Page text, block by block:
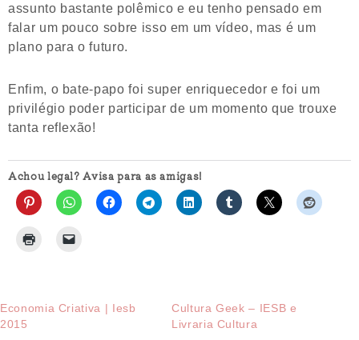
assunto bastante polêmico e eu tenho pensado em
falar um pouco sobre isso em um vídeo, mas é um
plano para o futuro.
Enfim, o bate-papo foi super enriquecedor e foi um
privilégio poder participar de um momento que trouxe
tanta reflexão!
Achou legal? Avisa para as amigas!
Economia Criativa | Iesb
2015
Cultura Geek – IESB e
Livraria Cultura